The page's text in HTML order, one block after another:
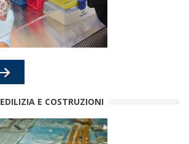
EDILIZIA E COSTRUZIONI